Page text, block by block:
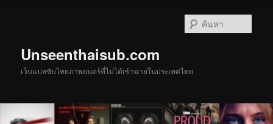
Unseenthaisub.com
เว็บแปลซับไทยภาพยนตร์ที่ไม่ได้เข้าฉายในประเทศไทย